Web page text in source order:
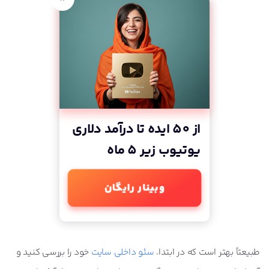
از 50 ایده تا درآمد دلاری
یوتیوب زیر 5 ماه
وبینار رایگان
طبیعتاً بهتر است که در ابتدا، سئو داخلی سایت خود را بررسی کنید و